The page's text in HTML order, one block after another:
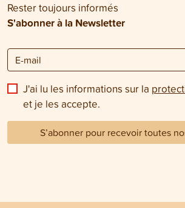
Rester toujours informés
S'abonner à la Newsletter
J'ai lu les informations sur la
et je les accepte.
S’abonner pour recevoir toutes